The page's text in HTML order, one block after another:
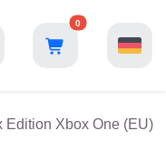
0
Edition Xbox One (EU)